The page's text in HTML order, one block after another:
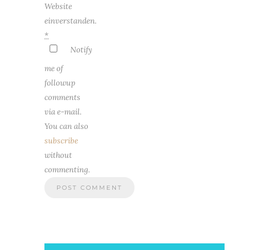
Website
einverstanden.
*
Notify
me of
followup
comments
via e-mail.
You can also
subscribe
without
commenting.